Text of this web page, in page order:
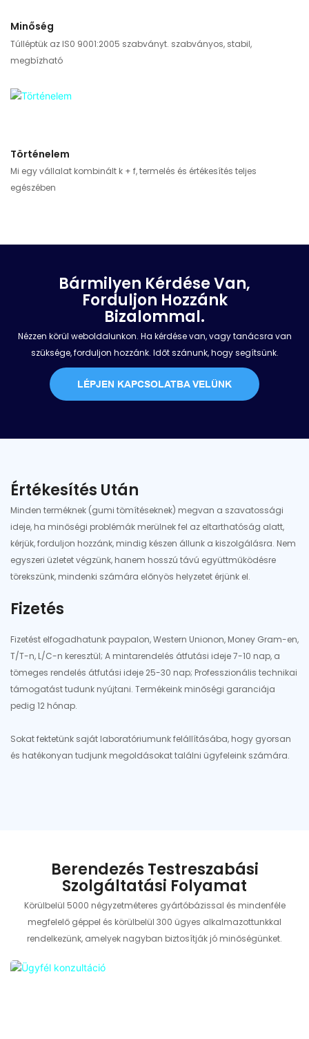
Minőség
Túlléptük az IS0 9001:2005 szabványt. szabványos, stabil,
megbízható
Történelem
Mi egy vállalat kombinált k + f, termelés és értékesítés teljes
egészében
Bármilyen Kérdése Van,
Forduljon Hozzánk
Bizalommal.
Nézzen körül weboldalunkon. Ha kérdése van, vagy tanácsra van
szüksége, forduljon hozzánk. Időt szánunk, hogy segítsünk.
LÉPJEN KAPCSOLATBA VELÜNK
Értékesítés Után
Minden terméknek (gumi tömítéseknek) megvan a szavatossági
ideje, ha minőségi problémák merülnek fel az eltarthatóság alatt,
kérjük, forduljon hozzánk, mindig készen állunk a kiszolgálásra. Nem
egyszeri üzletet végzünk, hanem hosszú távú együttműködésre
törekszünk, mindenki számára előnyös helyzetet érjünk el.
Fizetés
Fizetést elfogadhatunk paypalon, Western Unionon, Money Gram-en,
T/T-n, L/C-n keresztül; A mintarendelés átfutási ideje 7-10 nap, a
tömeges rendelés átfutási ideje 25-30 nap; Professzionális technikai
támogatást tudunk nyújtani. Termékeink minőségi garanciája
pedig 12 hónap.
Sokat fektetünk saját laboratóriumunk felállításába, hogy gyorsan
és hatékonyan tudjunk megoldásokat találni ügyfeleink számára.
Berendezés Testreszabási
Szolgáltatási Folyamat
Körülbelül 5000 négyzetméteres gyártóbázissal és mindenféle
megfelelő géppel és körülbelül 300 ügyes alkalmazottunkkal
rendelkezünk, amelyek nagyban biztosítják jó minőségünket.